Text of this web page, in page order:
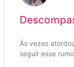
Às vezes
seguir esse